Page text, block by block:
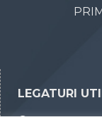
LEGATURI